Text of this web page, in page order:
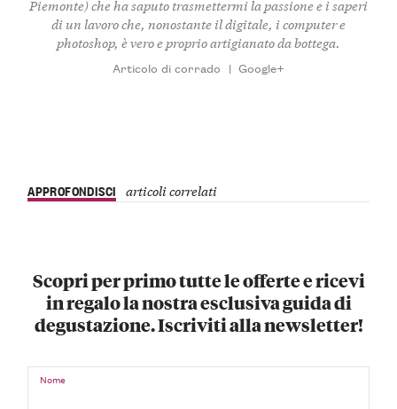
Piemonte) che ha saputo trasmettermi la passione e i saperi
di un lavoro che, nonostante il digitale, i computer e
photoshop, è vero e proprio artigianato da bottega.
Articolo di corrado | Google+
APPROFONDISCI articoli correlati
Scopri per primo tutte le offerte e ricevi
in regalo la nostra esclusiva guida di
degustazione. Iscriviti alla newsletter!
Nome